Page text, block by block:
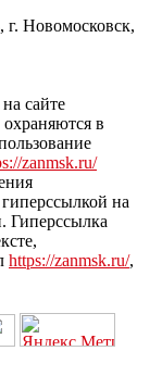
г. Новомосковск,
сайте
в
zanmsk.ru/
на
Гиперссылка
https://zanmsk.ru/,